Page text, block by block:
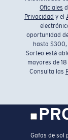
Oficiales
Privacidad y el
oportunidad
hasta $300,
Sorteo está
mayores de
Consulta las
Gafas de sol